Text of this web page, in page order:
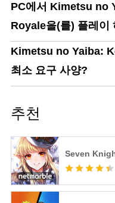
PC에서 Kimetsu no
Royale을(를) 플레이
Kimetsu no Yaiba:
최소 요구 사양?
추천
Seven